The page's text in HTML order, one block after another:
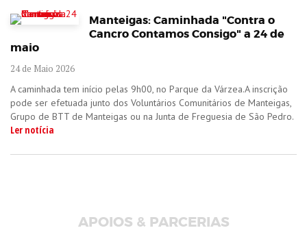
Manteigas: Caminhada "Contra o
Cancro Contamos Consigo" a 24 de
maio
24 de Maio 2026
A caminhada tem início pelas 9h00, no Parque da Várzea.A inscrição
pode ser efetuada junto dos Voluntários Comunitários de Manteigas,
Grupo de BTT de Manteigas ou na Junta de Freguesia de São Pedro.
Ler notícia
APOIOS & PARCERIAS